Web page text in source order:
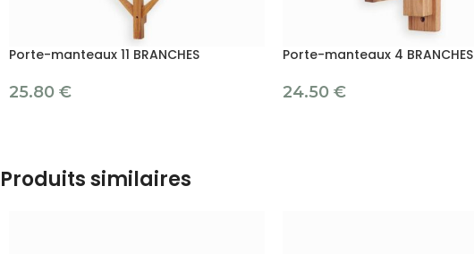
Porte-manteaux 11 BRANCHES
25.80 €
Porte-manteaux 4 BRANCHES
24.50 €
Produits similaires